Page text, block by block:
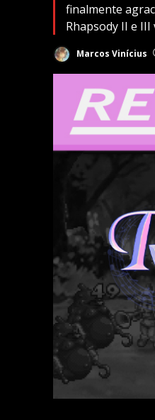
finalmente
Rhapsody II e
Marcos Vinícius